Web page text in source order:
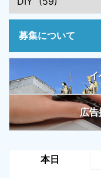
募集について
イ
広告
本日